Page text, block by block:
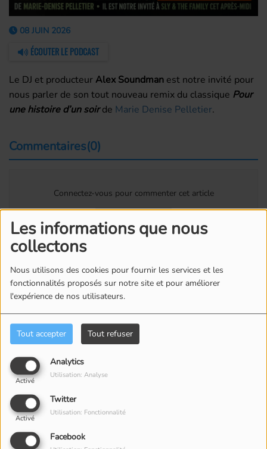
Les informations que nous
collectons
Nous utilisons des cookies pour fournir les services et les
fonctionnalités proposés sur notre site et pour améliorer
l'expérience de nos utilisateurs.
Tout accepter Tout refuser
Analytics
Activé
Utilisation: Analyse
Twitter
Activé
Utilisation: Fonctionnalité
Facebook
08 JUIN 2026
ÉCOUTER LE PODCAST
Le DJ et producteur Alex Soundman est notre invité pour
nous parler de son tout nouveau remix du classique Pour
une histoire d’un soirde Marie Denise Pelletier.
Commentaires(0)
Connectez-vous pour commenter cet article
SE CONNECTER
ÉQUIPE